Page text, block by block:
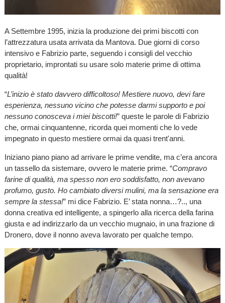
A Settembre 1995, inizia la produzione dei primi biscotti con
l’attrezzatura usata arrivata da Mantova. Due giorni di corso
intensivo e Fabrizio parte, seguendo i consigli del vecchio
proprietario, improntati su usare solo materie prime di ottima
qualità!
“L’inizio è stato davvero difficoltoso! Mestiere nuovo, devi fare
esperienza, nessuno vicino che potesse darmi supporto e poi
nessuno conosceva i miei biscotti!” queste le parole di Fabrizio
che, ormai cinquantenne, ricorda quei momenti che lo vede
impegnato in questo mestiere ormai da quasi trent'anni.
Iniziano piano piano ad arrivare le prime vendite, ma c’era ancora
un tassello da sistemare, ovvero le materie prime. “Compravo
farine di qualità, ma spesso non ero soddisfatto, non avevano
profumo, gusto. Ho cambiato diversi mulini, ma la sensazione era
sempre la stessa!” mi dice Fabrizio. E’ stata nonna…?.., una
donna creativa ed intelligente, a spingerlo alla ricerca della farina
giusta e ad indirizzarlo da un vecchio mugnaio, in una frazione di
Dronero, dove il nonno aveva lavorato per qualche tempo.